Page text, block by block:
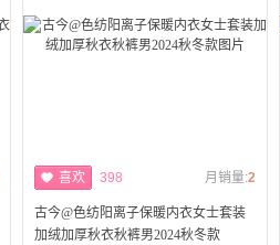
喜欢 398 月销量:2
古今@色纺阳离子保暖内衣女士套装
加绒加厚秋衣秋裤男2024秋冬款